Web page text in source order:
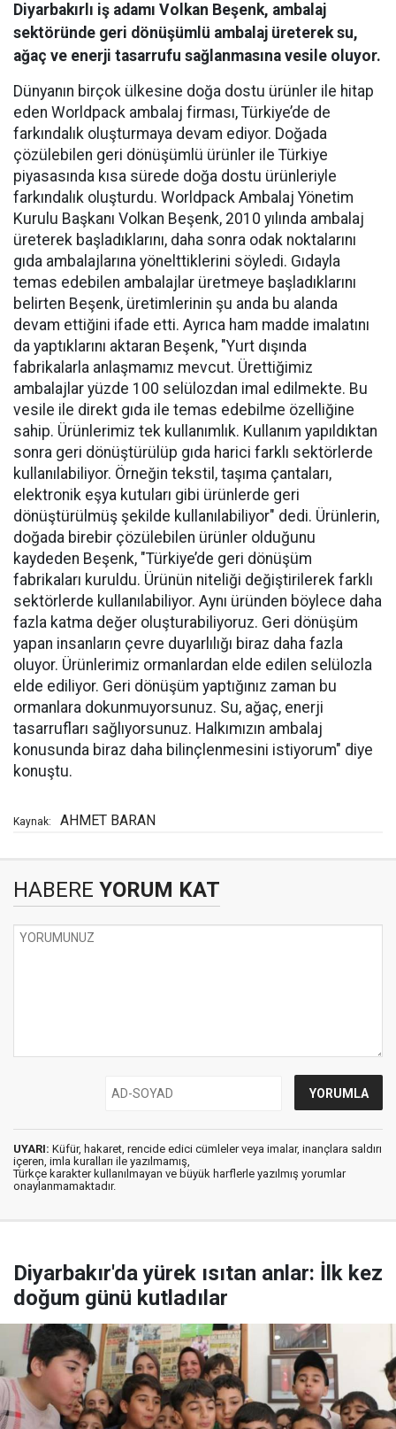
Diyarbakırlı iş adamı Volkan Beşenk, ambalaj
sektöründe geri dönüşümlü ambalaj üreterek su,
ağaç ve enerji tasarrufu sağlanmasına vesile oluyor.
Dünyanın birçok ülkesine doğa dostu ürünler ile hitap
eden Worldpack ambalaj firması, Türkiye’de de
farkındalık oluşturmaya devam ediyor. Doğada
çözülebilen geri dönüşümlü ürünler ile Türkiye
piyasasında kısa sürede doğa dostu ürünleriyle
farkındalık oluşturdu. Worldpack Ambalaj Yönetim
Kurulu Başkanı Volkan Beşenk, 2010 yılında ambalaj
üreterek başladıklarını, daha sonra odak noktalarını
gıda ambalajlarına yönelttiklerini söyledi. Gıdayla
temas edebilen ambalajlar üretmeye başladıklarını
belirten Beşenk, üretimlerinin şu anda bu alanda
devam ettiğini ifade etti. Ayrıca ham madde imalatını
da yaptıklarını aktaran Beşenk, "Yurt dışında
fabrikalarla anlaşmamız mevcut. Ürettiğimiz
ambalajlar yüzde 100 selülozdan imal edilmekte. Bu
vesile ile direkt gıda ile temas edebilme özelliğine
sahip. Ürünlerimiz tek kullanımlık. Kullanım yapıldıktan
sonra geri dönüştürülüp gıda harici farklı sektörlerde
kullanılabiliyor. Örneğin tekstil, taşıma çantaları,
elektronik eşya kutuları gibi ürünlerde geri
dönüştürülmüş şekilde kullanılabiliyor" dedi. Ürünlerin,
doğada birebir çözülebilen ürünler olduğunu
kaydeden Beşenk, "Türkiye’de geri dönüşüm
fabrikaları kuruldu. Ürünün niteliği değiştirilerek farklı
sektörlerde kullanılabiliyor. Aynı üründen böylece daha
fazla katma değer oluşturabiliyoruz. Geri dönüşüm
yapan insanların çevre duyarlılığı biraz daha fazla
oluyor. Ürünlerimiz ormanlardan elde edilen selülozla
elde ediliyor. Geri dönüşüm yaptığınız zaman bu
ormanlara dokunmuyorsunuz. Su, ağaç, enerji
tasarrufları sağlıyorsunuz. Halkımızın ambalaj
konusunda biraz daha bilinçlenmesini istiyorum" diye
konuştu.
Kaynak: AHMET BARAN
HABERE YORUM KAT
UYARI: Küfür, hakaret, rencide edici cümleler veya imalar, inançlara saldırı
içeren, imla kuralları ile yazılmamış,
Türkçe karakter kullanılmayan ve büyük harflerle yazılmış yorumlar
onaylanmamaktadır.
Diyarbakır'da yürek ısıtan anlar: İlk kez
doğum günü kutladılar